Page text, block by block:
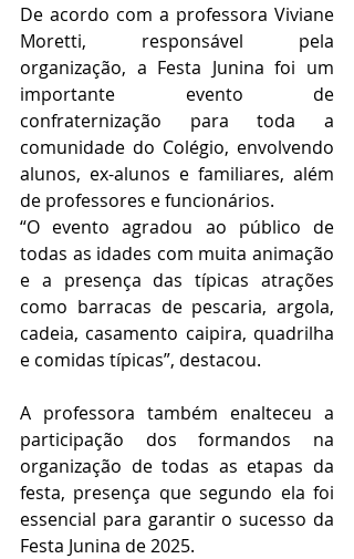
De acordo com a professora Viviane
Moretti, responsável pela
organização, a Festa Junina foi um
importante evento de
confraternização para toda a
comunidade do Colégio, envolvendo
alunos, ex-alunos e familiares, além
de professores e funcionários.
“O evento agradou ao público de
todas as idades com muita animação
e a presença das típicas atrações
como barracas de pescaria, argola,
cadeia, casamento caipira, quadrilha
e comidas típicas”, destacou.
A professora também enalteceu a
participação dos formandos na
organização de todas as etapas da
festa, presença que segundo ela foi
essencial para garantir o sucesso da
Festa Junina de 2025.